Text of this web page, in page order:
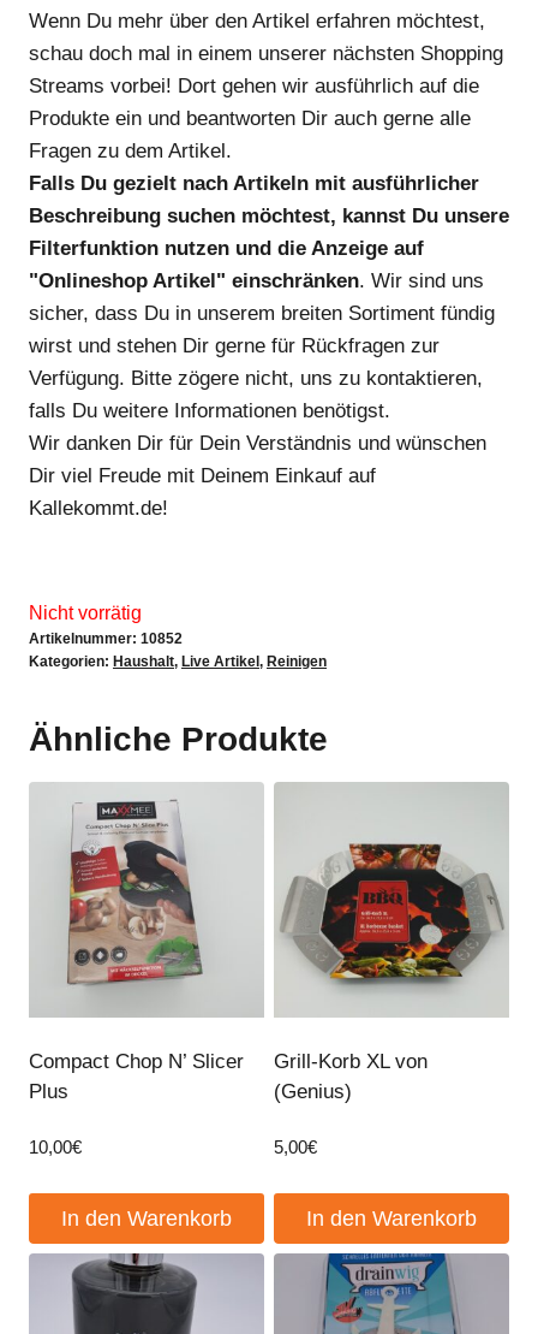
Wenn Du mehr über den Artikel erfahren möchtest,
schau doch mal in einem unserer nächsten Shopping
Streams vorbei! Dort gehen wir ausführlich auf die
Produkte ein und beantworten Dir auch gerne alle
Fragen zu dem Artikel.
Falls Du gezielt nach Artikeln mit ausführlicher
Beschreibung suchen möchtest, kannst Du unsere
Filterfunktion nutzen und die Anzeige auf
"Onlineshop Artikel" einschränken. Wir sind uns
sicher, dass Du in unserem breiten Sortiment fündig
wirst und stehen Dir gerne für Rückfragen zur
Verfügung. Bitte zögere nicht, uns zu kontaktieren,
falls Du weitere Informationen benötigst.
Wir danken Dir für Dein Verständnis und wünschen
Dir viel Freude mit Deinem Einkauf auf
Kallekommt.de!
Nicht vorrätig
Artikelnummer: 10852
Kategorien: Haushalt, Live Artikel , Reinigen
Ähnliche Produkte
Compact Chop N’ Slicer
Plus
10,00€
In den Warenkorb
Grill-Korb XL von
(Genius)
5,00€
In den Warenkorb